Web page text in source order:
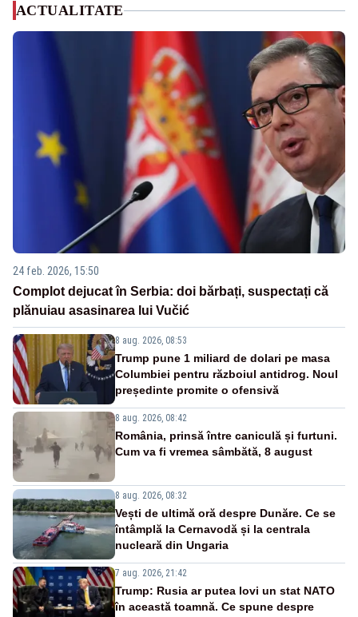
ACTUALITATE
24 feb. 2026, 15:50
Complot dejucat în Serbia: doi bărbați, suspectați că
plănuiau asasinarea lui Vučić
8 aug. 2026, 08:53
Trump pune 1 miliard de dolari pe masa
Columbiei pentru războiul antidrog. Noul
președinte promite o ofensivă
8 aug. 2026, 08:42
România, prinsă între caniculă și furtuni.
Cum va fi vremea sâmbătă, 8 august
8 aug. 2026, 08:32
Vești de ultimă oră despre Dunăre. Ce se
întâmplă la Cernavodă și la centrala
nucleară din Ungaria
7 aug. 2026, 21:42
Trump: Rusia ar putea lovi un stat NATO
în această toamnă. Ce spune despre